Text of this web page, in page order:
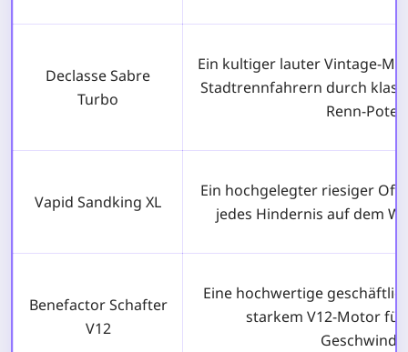
Declasse Sabre
Turbo
Ein kultiger lauter Vintage-
Stadtrennfahrern durch
Renn-
Vapid Sandking XL
Ein hochgelegter riesiger
jedes Hindernis auf dem
Benefactor Schafter
V12
Eine hochwertige
starkem V12-Motor